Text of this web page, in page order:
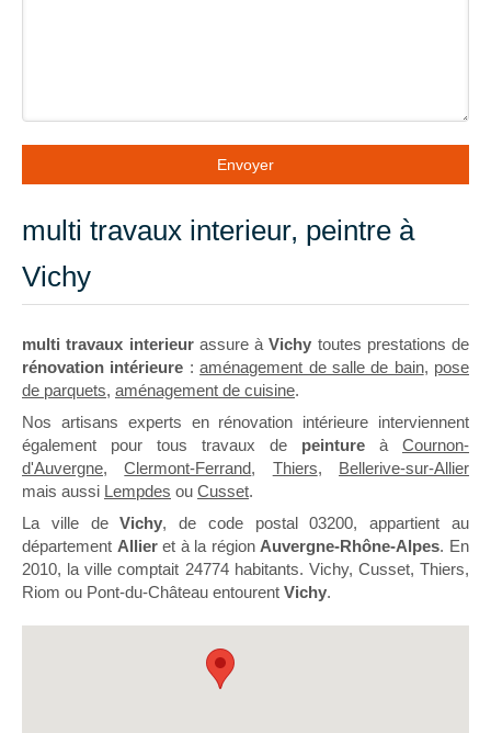
Envoyer
multi travaux interieur, peintre à
Vichy
multi travaux interieurassure àVichy toutes prestations de
rénovation intérieure :aménagement de salle de bain, pose
de parquets, aménagement de cuisine.
Nos artisans experts en rénovation intérieure interviennent
également pour tous travaux de peinture à Cournon-
d'Auvergne,Clermont-Ferrand, Thiers, Bellerive-sur-Allier
mais aussi Lempdes ou Cusset.
La ville deVichy, de code postal 03200, appartient au
département Allieret à la région Auvergne-Rhône-Alpes. En
2010, la ville comptait 24774 habitants. Vichy, Cusset, Thiers,
Riom ou Pont-du-Château entourent Vichy.